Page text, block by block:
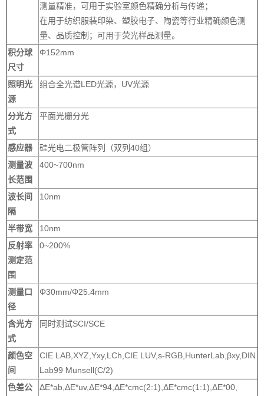
测量精准，可用于实验室颜色精确分析与传递；
在用于纺织服装印染、塑胶电子、陶瓷等行业精确颜色测
量、品质控制；可用于荧光样品测量。
积分球
尺寸
Φ152mm
照明光
源
组合全光谱LED光源，UV光源
分光方
式
平面光栅分光
感应器
硅光电二极管阵列（双列40组）
测量波
长范围
400~700nm
波长间
隔
10nm
半带宽
10nm
反射率
测定范
围
0~200%
测量口
径
Φ30mm/Φ25.4mm
含光方
式
同时测试SCI/SCE
颜色空
间
CIE LAB,XYZ,Yxy,LCh,CIE LUV,s-RGB,HunterLab,βxy,DIN
Lab99 Munsell(C/2)
色差公
ΔE*ab,ΔE*uv,ΔE*94,ΔE*cmc(2:1),ΔE*cmc(1:1),ΔE*00,